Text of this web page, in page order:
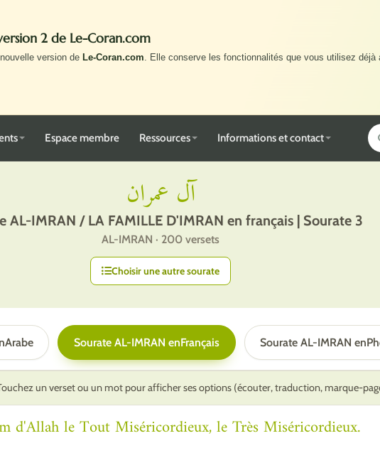
2 de Le-Coran.com
version de Le-Coran.com. Elle conserve les fonctionnalités que vous utilisez déjà
Espace membre Ressources Informations et contact
آل عمران
AL-IMRAN / LA FAMILLE D'IMRAN en français | Sourate 3
AL-IMRAN · 200 versets
Choisir une autre sourate
Arabe Sourate AL-IMRAN enFrançais Sourate AL-IMRAN en
un verset ou un mot pour afficher ses options (écouter, traduction, marque-
d'Allah le Tout Miséricordieux, le Très Miséricordieux.